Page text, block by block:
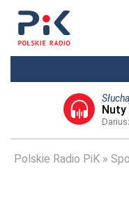
Nuty
Polskie Radio PiK